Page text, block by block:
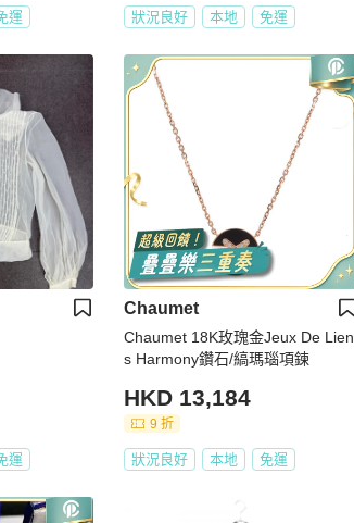
運 狀況良好 本地 免運
運
Chaumet
Chaumet 18K玫瑰金Jeux De Lien
s Harmony鑽石/縞瑪瑙項鍊
HKD 13,184
9 折
狀況良好 本地 免運